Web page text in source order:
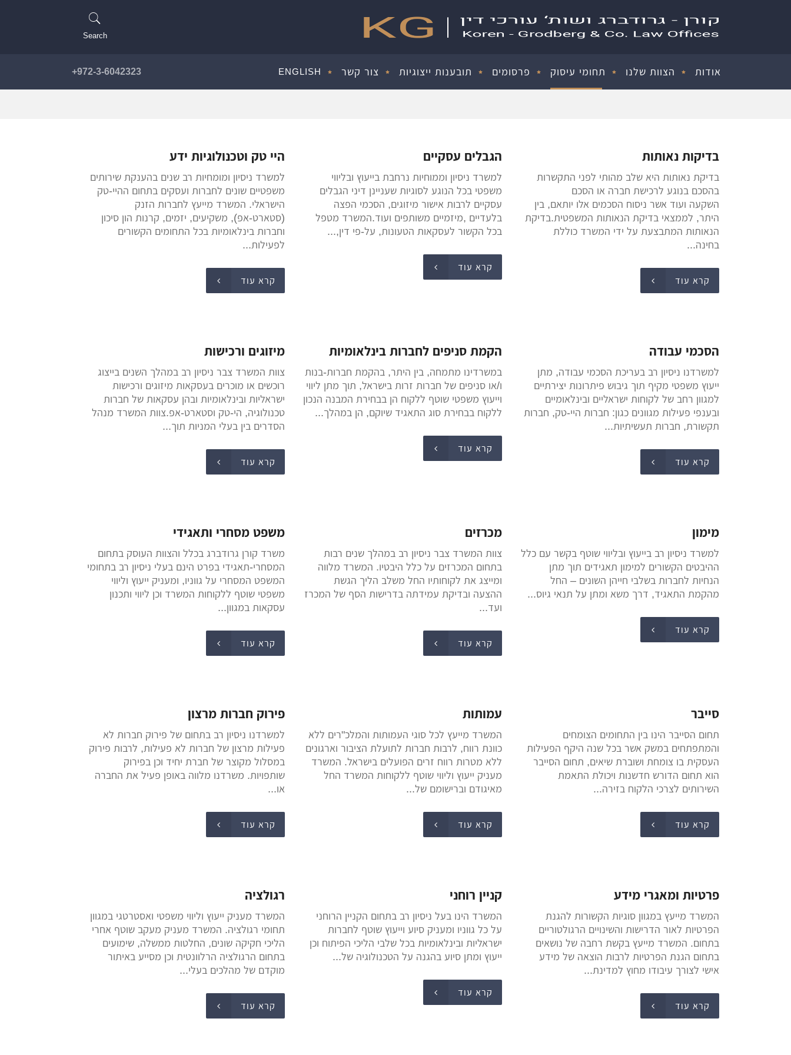
Search
אודות הצוות שלנו תחומי עיסוק פרסומים תובענות ייצוגיות צור קשר ENGLISH
972-3-6042323+
בדיקות נאותות
בדיקת נאותות היא שלב מהותי לפני התקשרות
בהסכם בנוגע לרכישת חברה או הסכם
השקעה ועוד אשר ניסוח הסכמים אלו יותאם, בין
היתר, לממצאי בדיקת הנאותות המשפטית.בדיקת
הנאותות המתבצעת על ידי המשרד כוללת
בחינה...
קרא עוד
הגבלים עסקיים
למשרד ניסיון וממוחיות נרחבת בייעוץ ובליווי
משפטי בכל הנוגע לסוגיות שעניינן דיני הגבלים
עסקיים לרבות אישור מיזוגים, הסכמי הפצה
בלעדיים ,מיזמיים משותפים ועוד.המשרד מטפל
בכל הקשור לעסקאות הטעונות, על-פי דין,...
קרא עוד
היי טק וטכנולוגיות ידע
למשרד ניסיון ומומחיות רב שנים בהענקת שירותים
משפטיים שונים לחברות ועסקים בתחום ההיי-טק
הישראלי. המשרד מייעץ לחברות הזנק
(סטארט-אפ), משקיעים, יזמים, קרנות הון סיכון
וחברות בינלאומיות בכל התחומים הקשורים
לפעילות...
קרא עוד
הסכמי עבודה
למשרדנו ניסיון רב בעריכת הסכמי עבודה, מתן
ייעוץ משפטי מקיף תוך גיבוש פיתרונות יצירתיים
למגוון רחב של לקוחות ישראליים ובינלאומיים
ובענפי פעילות מגוונים כגון: חברות היי-טק, חברות
תקשורת, חברות תעשיתיות...
קרא עוד
הקמת סניפים לחברות בינלאומיות
במשרדינו מתמחה, בין היתר, בהקמת חברות-בנות
ו/או סניפים של חברות זרות בישראל, תוך מתן ליווי
וייעוץ משפטי שוטף ללקוח הן בבחירת המבנה הנכון
ללקוח בבחירת סוג התאגיד שיוקם, הן במהלך...
קרא עוד
מיזוגים ורכישות
צוות המשרד צבר ניסיון רב במהלך השנים בייצוג
רוכשים או מוכרים בעסקאות מיזוגים ורכישות
ישראליות ובינלאומיות ובהן עסקאות של חברות
טכנולוגיה, הי-טק וסטארט-אפ.צוות המשרד מנהל
הסדרים בין בעלי המניות תוך...
קרא עוד
מימון
למשרד ניסיון רב בייעוץ ובליווי שוטף בקשר עם כלל
ההיבטים הקשורים למימון תאגידים תוך מתן
הנחיות לחברות בשלבי חייהן השונים – החל
מהקמת התאגיד, דרך משא ומתן על תנאי גיוס...
קרא עוד
מכרזים
צוות המשרד צבר ניסיון רב במהלך שנים רבות
בתחום המכרזים על כלל היבטיו. המשרד מלווה
ומייצג את לקוחותיו החל משלב הליך הגשת
ההצעה ובדיקת עמידתה בדרישות הסף של המכרז
ועד...
קרא עוד
משפט מסחרי ותאגידי
משרד קורן גרודברג בכלל והצוות העוסק בתחום
המסחרי-תאגידי בפרט הינם בעלי ניסיון רב בתחומי
המשפט המסחרי על גווניו, ומעניק ייעוץ וליווי
משפטי שוטף ללקוחות המשרד וכן ליווי ותכנון
עסקאות במגוון...
קרא עוד
סייבר
תחום הסייבר הינו בין התחומים הצומחים
והמתפתחים במשק אשר בכל שנה היקף הפעילות
העסקית בו צומחת ושוברת שיאים, תחום הסייבר
הוא תחום הדורש חדשנות ויכולת התאמת
השירותים לצרכי הלקוח בזירה...
קרא עוד
עמותות
המשרד מייעץ לכל סוגי העמותות והמלכ"רים ללא
כוונת רווח, לרבות חברות לתועלת הציבור וארגונים
ללא מטרות רווח זרים הפועלים בישראל. המשרד
מעניק ייעוץ וליווי שוטף ללקוחות המשרד החל
מאיגודם וברישומם של...
קרא עוד
פירוק חברות מרצון
למשרדנו ניסיון רב בתחום של פירוק חברות לא
פעילות מרצון של חברות לא פעילות, לרבות פירוק
במסלול מקוצר של חברת יחיד וכן בפירוק
שותפויות. משרדנו מלווה באופן פעיל את החברה
או...
קרא עוד
פרטיות ומאגרי מידע
המשרד מייעץ במגוון סוגיות הקשורות להגנת
הפרטיות לאור הדרישות והשינויים הרגולטוריים
בתחום. המשרד מייעץ בקשת רחבה של נושאים
בתחום הגנת הפרטיות לרבות הוצאה של מידע
אישי לצורך עיבודו מחוץ למדינת...
קרא עוד
קניין רוחני
המשרד הינו בעל ניסיון רב בתחום הקניין הרוחני
על כל גווניו ומעניק סיוע וייעוץ שוטף לחברות
ישראליות ובינלאומיות בכל שלבי הליכי הפיתוח וכן
ייעוץ ומתן סיוע בהגנה על הטכנולוגיה של...
קרא עוד
רגולציה
המשרד מעניק ייעוץ וליווי משפטי ואסטרטגי במגוון
תחומי רגולציה. המשרד מעניק מעקב שוטף אחרי
הליכי חקיקה שונים, החלטות ממשלה, שימועים
בתחום הרגולציה הרלוונטית וכן מסייע באיתור
מוקדם של מהלכים בעלי...
קרא עוד